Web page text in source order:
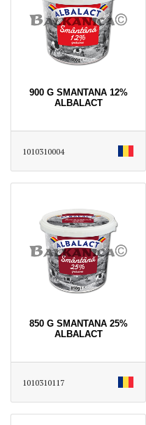
900 G SMANTANA 12%
ALBALACT
1010310004
850 G SMANTANA 25%
ALBALACT
1010310117